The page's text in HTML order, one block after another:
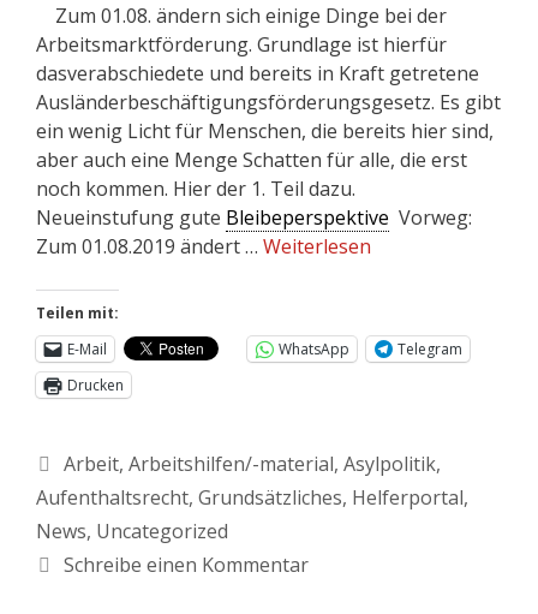
Zum 01.08. ändern sich einige Dinge bei der
Arbeitsmarktförderung. Grundlage ist hierfür
dasverabschiedete und bereits in Kraft getretene
Ausländerbeschäftigungsförderungsgesetz. Es gibt
ein wenig Licht für Menschen, die bereits hier sind,
aber auch eine Menge Schatten für alle, die erst
noch kommen. Hier der 1. Teil dazu.
Neueinstufung gute Bleibeperspektive Vorweg:
Zum 01.08.2019 ändert … Weiterlesen
Teilen mit:
E-Mail
WhatsApp
Telegram
Drucken
Arbeit, Arbeitshilfen/-material, Asylpolitik,
Aufenthaltsrecht, Grundsätzliches, Helferportal,
News, Uncategorized
Schreibe einen Kommentar